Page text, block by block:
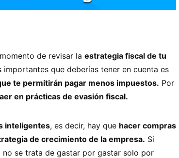
de revisar la estrategia fiscal de tu
importantes que deberías tener en cuenta es
te permitirán pagar menos impuestos. Por
en prácticas de evasión fiscal.
inteligentes, es decir, hay que hacer compras
de crecimiento de la empresa. Si
se trata de gastar por gastar solo por